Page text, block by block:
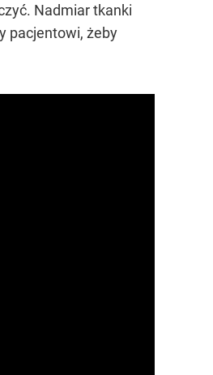
Nadmiar tkanki
pacjentowi, żeby